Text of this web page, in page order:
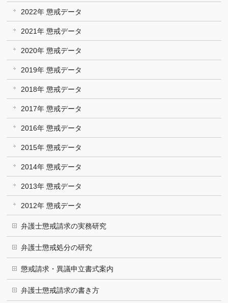
2022年 懲戒データ
2021年 懲戒データ
2020年 懲戒データ
2019年 懲戒データ
2018年 懲戒データ
2017年 懲戒データ
2016年 懲戒データ
2015年 懲戒データ
2014年 懲戒データ
2013年 懲戒データ
2012年 懲戒データ
弁護士懲戒請求の実務研究
弁護士懲戒処分の研究
懲戒請求・異議申立書式案内
弁護士懲戒請求の書き方